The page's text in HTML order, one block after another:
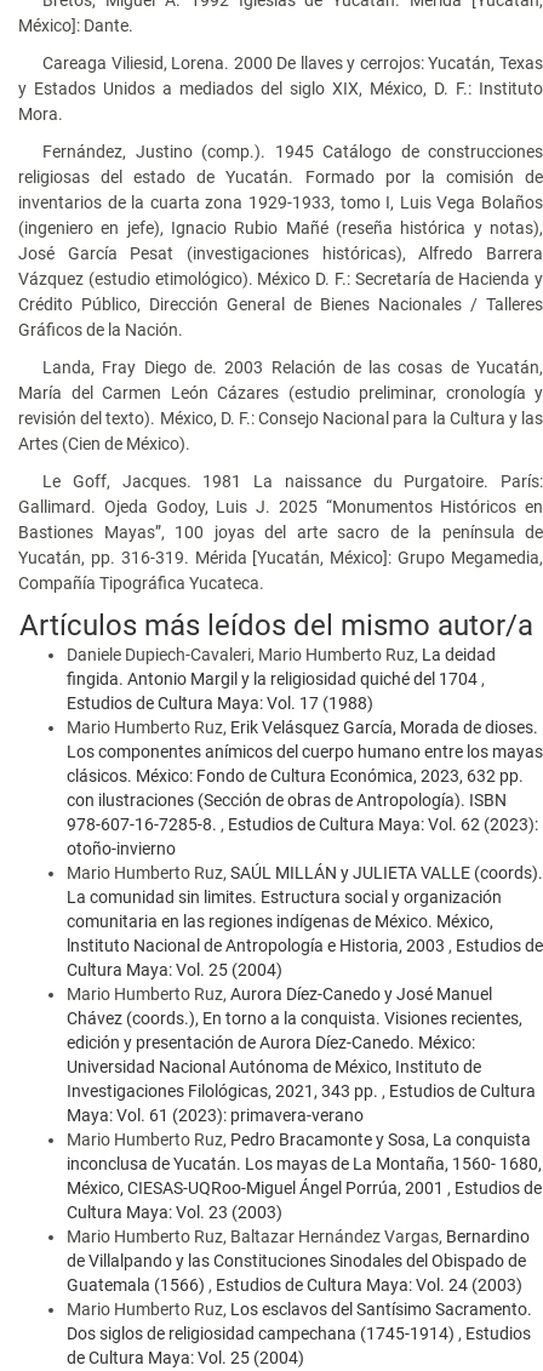
México]: Dante.
Careaga Viliesid, Lorena. 2000 De llaves y cerrojos: Yucatán, Texas
y Estados Unidos a mediados del siglo XIX, México, D. F.: Instituto
Mora.
Fernández, Justino (comp.). 1945 Catálogo de construcciones
religiosas del estado de Yucatán. Formado por la comisión de
inventarios de la cuarta zona 1929-1933, tomo I, Luis Vega Bolaños
(ingeniero en jefe), Ignacio Rubio Mañé (reseña histórica y notas),
José García Pesat (investigaciones históricas), Alfredo Barrera
Vázquez (estudio etimológico). México D. F.: Secretaría de Hacienda y
Crédito Público, Dirección General de Bienes Nacionales / Talleres
Gráficos de la Nación.
Landa, Fray Diego de. 2003 Relación de las cosas de Yucatán,
María del Carmen León Cázares (estudio preliminar, cronología y
revisión del texto). México, D. F.: Consejo Nacional para la Cultura y las
Artes (Cien de México).
Le Goff, Jacques. 1981 La naissance du Purgatoire. París:
Gallimard. Ojeda Godoy, Luis J. 2025 “Monumentos Históricos en
Bastiones Mayas”, 100 joyas del arte sacro de la península de
Yucatán, pp. 316-319. Mérida [Yucatán, México]: Grupo Megamedia,
Compañía Tipográfica Yucateca.
Artículos más leídos del mismo autor/a
Daniele Dupiech-Cavaleri, Mario Humberto Ruz, La deidad
fingida. Antonio Margil y la religiosidad quiché del 1704 ,
Estudios de Cultura Maya: Vol. 17 (1988)
Mario Humberto Ruz, Erik Velásquez García, Morada de dioses.
Los componentes anímicos del cuerpo humano entre los mayas
clásicos. México: Fondo de Cultura Económica, 2023, 632 pp.
con ilustraciones (Sección de obras de Antropología). ISBN
978-607-16-7285-8. , Estudios de Cultura Maya: Vol. 62 (2023):
otoño-invierno
Mario Humberto Ruz, SAÚL MILLÁN y JULIETA VALLE (coords).
La comunidad sin limites. Estructura social y organización
comunitaria en las regiones indígenas de México. México,
lnstituto Nacional de Antropología e Historia, 2003 , Estudios de
Cultura Maya: Vol. 25 (2004)
Mario Humberto Ruz, Aurora Díez-Canedo y José Manuel
Chávez (coords.), En torno a la conquista. Visiones recientes,
edición y presentación de Aurora Díez-Canedo. México:
Universidad Nacional Autónoma de México, Instituto de
Investigaciones Filológicas, 2021, 343 pp. , Estudios de Cultura
Maya: Vol. 61 (2023): primavera-verano
Mario Humberto Ruz, Pedro Bracamonte y Sosa, La conquista
inconclusa de Yucatán. Los mayas de La Montaña, 1560- 1680,
México, CIESAS-UQRoo-Miguel Ángel Porrúa, 2001 , Estudios de
Cultura Maya: Vol. 23 (2003)
Mario Humberto Ruz, Baltazar Hernández Vargas, Bernardino
de Villalpando y las Constituciones Sinodales del Obispado de
Guatemala (1566) , Estudios de Cultura Maya: Vol. 24 (2003)
Mario Humberto Ruz, Los esclavos del Santísimo Sacramento.
Dos siglos de religiosidad campechana (1745-1914) , Estudios
de Cultura Maya: Vol. 25 (2004)